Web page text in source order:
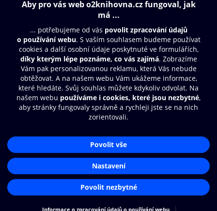
Obsah ke stažení
Moje O2 Knihovna
Další zábava
© O2 Czech Republic a.s.
Přístupnost
Zásady zpracování osobních údajů
Nastavení cookies
Aplikace O2 Knihovna
Čti a poslouchej své e-knihy a
audioknihy rychleji a pohodlněji.